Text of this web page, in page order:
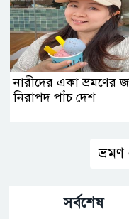
নারীদের একা ভ্রমণের
নিরাপদ পাঁচ দেশ
সর্বশেষ